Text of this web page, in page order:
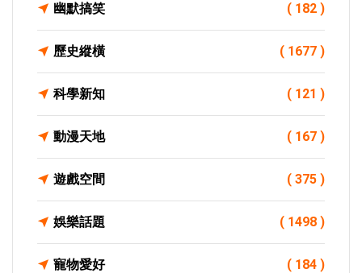
幽默搞笑 ( 182 )
歷史縱橫 ( 1677 )
科學新知 ( 121 )
動漫天地 ( 167 )
遊戲空間 ( 375 )
娛樂話題 ( 1498 )
寵物愛好 ( 184 )